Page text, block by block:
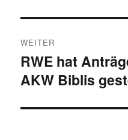
WEITER
Nächster
Beitrag:
RWE hat
AKW Biblis